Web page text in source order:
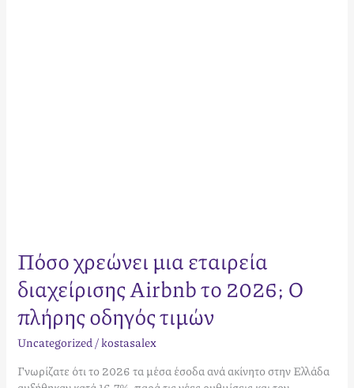
Πόσο χρεώνει μια εταιρεία
διαχείρισης Airbnb το 2026; Ο
πλήρης οδηγός τιμών
Uncategorized/kostasalex
Γνωρίζατε ότι το 2026 τα μέσα έσοδα ανά ακίνητο στην Ελλάδα